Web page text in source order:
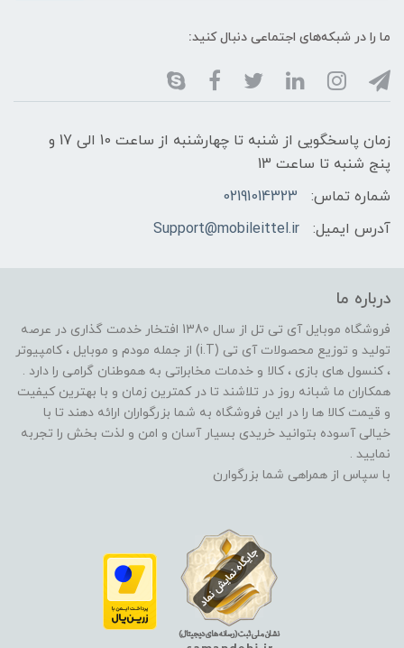
ما را در شبکه‌های اجتماعی دنبال کنید:
زمان پاسخگویی از شنبه تا چهارشنبه از ساعت 10 الی 17 و
پنج شنبه تا ساعت 13
شماره تماس:
02191014323
آدرس ایمیل:
Support@mobileittel.ir
درباره ما
فروشگاه موبایل آی تی تل از سال 1380 افتخار خدمت گذاری در عرصه
تولید و توزیع محصولات آی تی (i.T) از جمله مودم و موبایل ، کامپیوتر
، کنسول های بازی ، کالا و خدمات مخابراتی به هموطنان گرامی را دارد .
همکاران ما شبانه روز در تلاشند تا در کمترین زمان و با بهترین کیفیت
و قیمت کالا ها را در این فروشگاه به شما بزرگواران ارائه دهند تا با
خیالی آسوده بتوانید خریدی بسیار آسان و امن و لذت بخش را تجربه
نمایید .
با سپاس از همراهی شما بزرگوارن